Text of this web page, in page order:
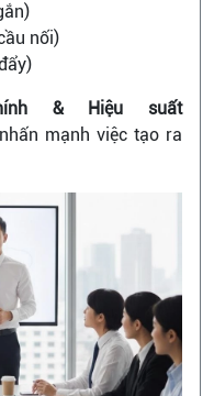
nối)
& Hiệu suất
mạnh việc tạo ra